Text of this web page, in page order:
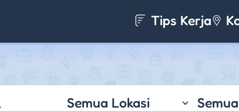
Tips Kerja
Semua Lokasi